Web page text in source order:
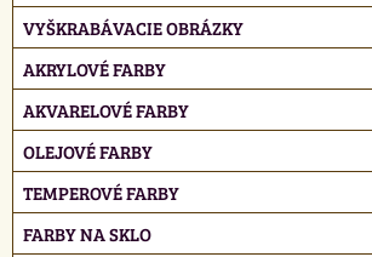
VYŠKRABÁVACIE OBRÁZKY
AKRYLOVÉ FARBY
AKVARELOVÉ FARBY
OLEJOVÉ FARBY
TEMPEROVÉ FARBY
FARBY NA SKLO